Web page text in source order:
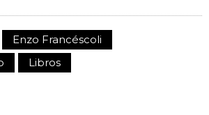
Enzo Francéscoli
Libros